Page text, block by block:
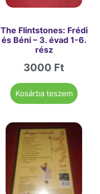
The Flintstones: Frédi
és Béni – 3. évad 1-6.
rész
3000 Ft
Kosárba teszem